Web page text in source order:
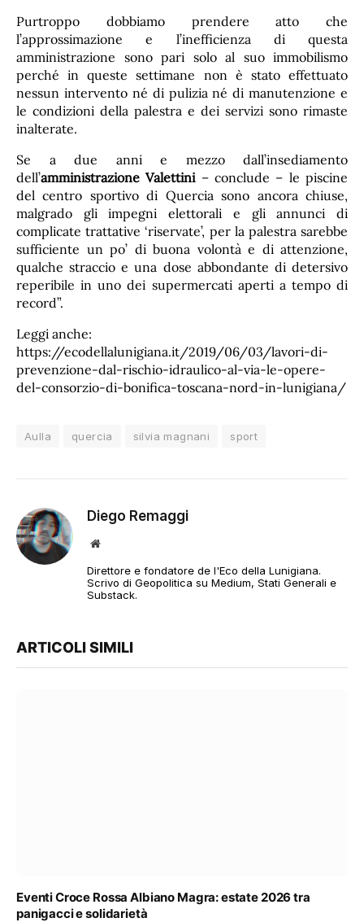
Purtroppo dobbiamo prendere atto che
l’approssimazione e l’inefficienza di questa
amministrazione sono pari solo al suo immobilismo
perché in queste settimane non è stato effettuato
nessun intervento né di pulizia né di manutenzione e
le condizioni della palestra e dei servizi sono rimaste
inalterate.
Se a due anni e mezzo dall’insediamento
dell’amministrazione Valettini– conclude – le piscine
del centro sportivo di Quercia sono ancora chiuse,
malgrado gli impegni elettorali e gli annunci di
complicate trattative ‘riservate’, per la palestra sarebbe
sufficiente un po’ di buona volontà e di attenzione,
qualche straccio e una dose abbondante di detersivo
reperibile in uno dei supermercati aperti a tempo di
record”.
Leggi anche:
https://ecodellalunigiana.it/2019/06/03/lavori-di-
prevenzione-dal-rischio-idraulico-al-via-le-opere-
del-consorzio-di-bonifica-toscana-nord-in-lunigiana/
Aulla quercia silvia magnani sport
Diego Remaggi
Sito
Direttore e fondatore de l'Eco della Lunigiana.
Scrivo di Geopolitica su Medium, Stati Generali e
Substack.
ARTICOLI SIMILI
Eventi Croce Rossa Albiano Magra: estate 2026 tra
panigacci e solidarietà